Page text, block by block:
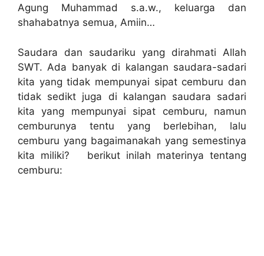
Agung Muhammad s.a.w., keluarga dan
shahabatnya semua, Amiin…
Saudara dan saudariku yang dirahmati Allah
SWT. Ada banyak di kalangan saudara-sadari
kita yang tidak mempunyai sipat cemburu dan
tidak sedikt juga di kalangan saudara sadari
kita yang mempunyai sipat cemburu, namun
cemburunya tentu yang berlebihan, lalu
cemburu yang bagaimanakah yang semestinya
kita miliki? berikut inilah materinya tentang
cemburu: